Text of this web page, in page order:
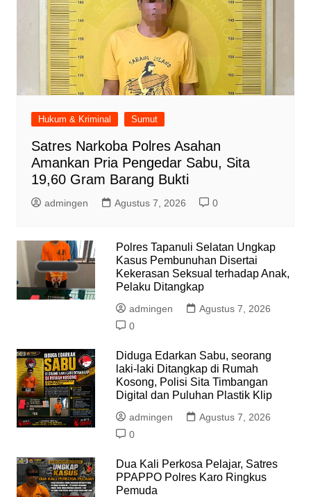
Hukum & Kriminal Sumut
Satres Narkoba Polres Asahan
Amankan Pria Pengedar Sabu, Sita
19,60 Gram Barang Bukti
admingen Agustus 7, 2026 0
Polres Tapanuli Selatan Ungkap
Kasus Pembunuhan Disertai
Kekerasan Seksual terhadap Anak,
Pelaku Ditangkap
admingen
Agustus 7, 2026
0
Diduga Edarkan Sabu, seorang
laki-laki Ditangkap di Rumah
Kosong, Polisi Sita Timbangan
Digital dan Puluhan Plastik Klip
admingen
Agustus 7, 2026
0
Dua Kali Perkosa Pelajar, Satres
PPAPPO Polres Karo Ringkus
Pemuda